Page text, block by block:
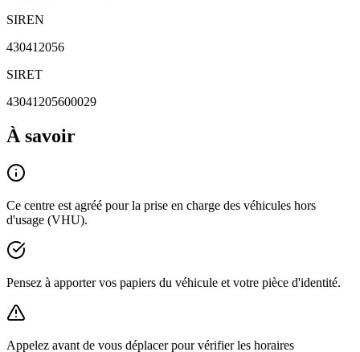
SIREN
430412056
SIRET
43041205600029
À savoir
Ce centre est agréé pour la prise en charge des véhicules hors
d'usage (VHU).
Pensez à apporter vos papiers du véhicule et votre pièce d'identité.
Appelez avant de vous déplacer pour vérifier les horaires